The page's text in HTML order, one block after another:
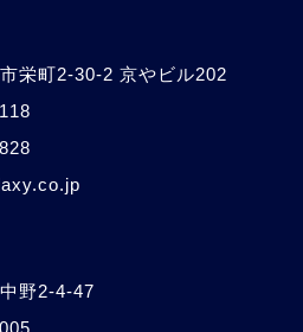
栄町2-30-2 京やビル202
野2-4-47